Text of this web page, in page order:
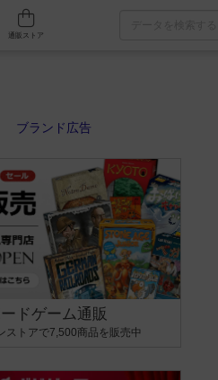
人気ボードゲーム
ドゲーム通販
ストアで7,500商品を販売中